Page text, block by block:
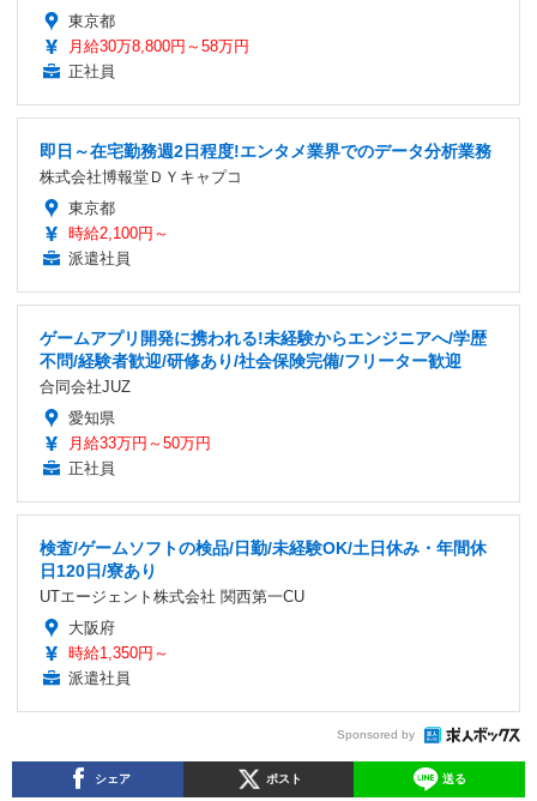
東京都
月給30万8,800円～58万円
正社員
即日～在宅勤務週2日程度!エンタメ業界でのデータ分析業務
株式会社博報堂ＤＹキャプコ
東京都
時給2,100円～
派遣社員
ゲームアプリ開発に携われる!未経験からエンジニアへ/学歴
不問/経験者歓迎/研修あり/社会保険完備/フリーター歓迎
合同会社JUZ
愛知県
月給33万円～50万円
正社員
検査/ゲームソフトの検品/日勤/未経験OK/土日休み・年間休
日120日/寮あり
UTエージェント株式会社 関西第一CU
大阪府
時給1,350円～
派遣社員
Sponsored by
シェア ポスト 送る